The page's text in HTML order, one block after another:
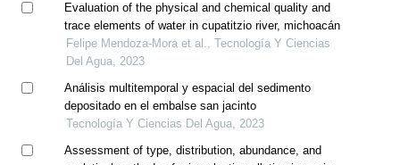
Evaluation of the physical and chemical quality and
trace elements of water in cupatitzio river, michoacán
Felipe Mendoza-Mora et al., Tecnología Y Ciencias
Del Agua, 2023
Análisis multitemporal y espacial del sedimento
depositado en el embalse san jacinto
Tecnología Y Ciencias Del Agua, 2023
Assessment of type, distribution, abundance, and